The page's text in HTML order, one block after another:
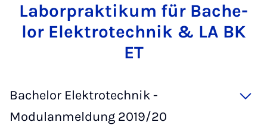
La­bor­prak­ti­kum für Ba­che­
lor Elek­tro­tech­nik & LA BK
ET
Bachelor Elektrotechnik -
Modulanmeldung 2019/20